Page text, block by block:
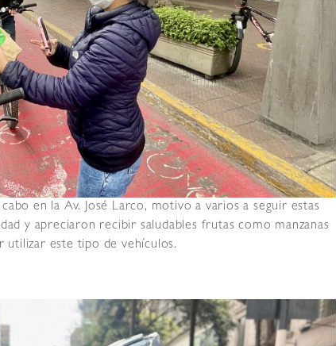
en la Av. José Larco, motivo a varios a seguir estas
y apreciaron recibir saludables frutas como manzanas
utilizar este tipo de vehículos.